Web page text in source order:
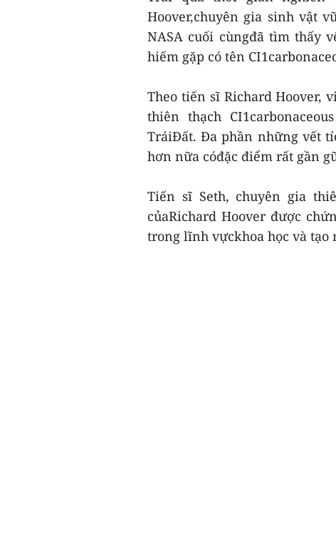
Hoover,chuyên gia sinh vật
NASA cuối cùngđã tìm thấy
hiếm gặp có tên
Theo tiến sĩ Richard Hoover,
thiên thạch
TráiĐất. Đa phần những vết
hơn nữa cóđặc điểm rất gần
Tiến sĩ Seth, chuyên gia
củaRichard Hoover được
trong lĩnh vựckhoa học và